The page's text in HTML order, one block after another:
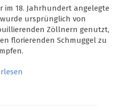
im 18. Jahrhundert angelegte
ursprünglich von
Zöllnern genutzt,
florierenden Schmuggel zu